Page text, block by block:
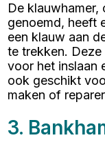
De klauwhamer,
genoemd, heeft
een klauw aan
te trekken. Deze
voor het inslaan
ook geschikt
maken of
3.